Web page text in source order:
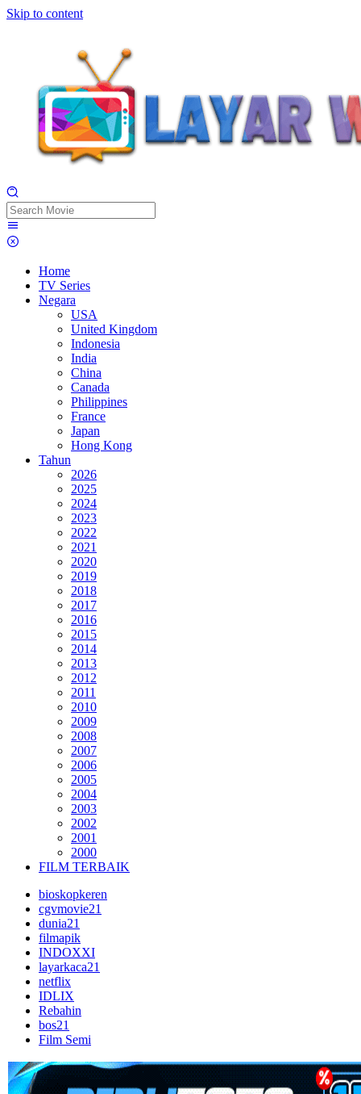
Skip to content
Home
TV Series
Negara
USA
United Kingdom
Indonesia
India
China
Canada
Philippines
France
Japan
Hong Kong
Tahun
2026
2025
2024
2023
2022
2021
2020
2019
2018
2017
2016
2015
2014
2013
2012
2011
2010
2009
2008
2007
2006
2005
2004
2003
2002
2001
2000
FILM TERBAIK
bioskopkeren
cgvmovie21
dunia21
filmapik
INDOXXI
layarkaca21
netflix
IDLIX
Rebahin
bos21
Film Semi